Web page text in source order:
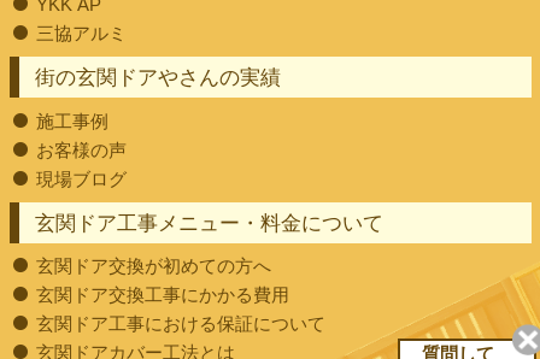
街の玄関ドアやさんの実績
施工事例
お客様の声
現場ブログ
玄関ドア工事メニュー・料金について
玄関ドア交換が初めての方へ
玄関ドア交換工事にかかる費用
玄関ドア工事における保証について
玄関ドアカバー工法とは
YKK AP
三協アルミ
質問して